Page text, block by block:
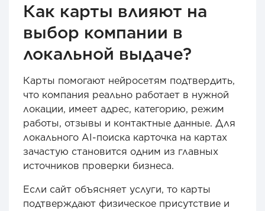
Как карты влияют на
выбор компании в
локальной выдаче?
Карты помогают нейросетям подтвердить,
что компания реально работает в нужной
локации, имеет адрес, категорию, режим
работы, отзывы и контактные данные. Для
локального AI-поиска карточка на картах
зачастую становится одним из главных
источников проверки бизнеса.
Если сайт объясняет услуги, то карты
подтверждают физическое присутствие и